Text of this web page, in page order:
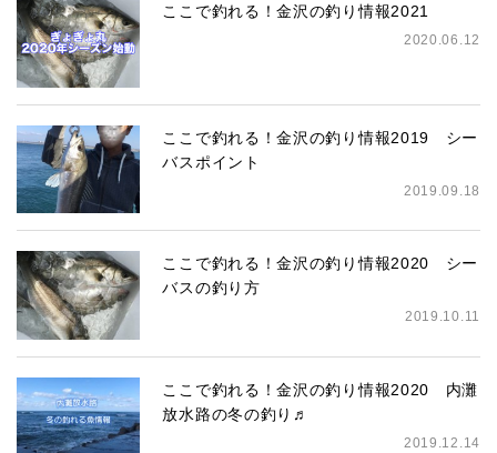
ここで釣れる！金沢の釣り情報2021
2020.06.12
ここで釣れる！金沢の釣り情報2019 シー
バスポイント
2019.09.18
ここで釣れる！金沢の釣り情報2020 シー
バスの釣り方
2019.10.11
ここで釣れる！金沢の釣り情報2020 内灘
放水路の冬の釣り♬
2019.12.14